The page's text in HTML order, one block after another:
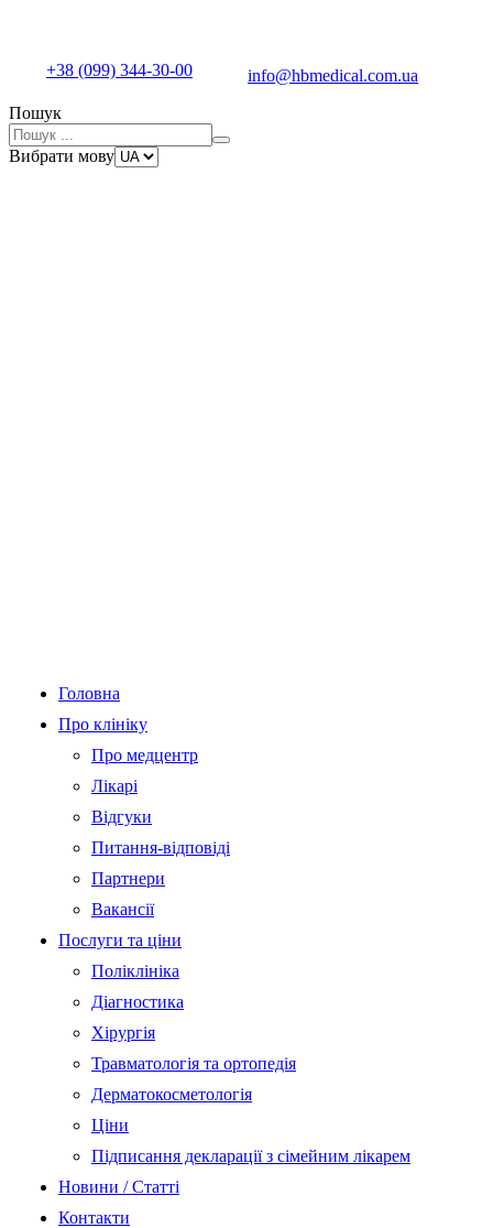
+38 (099) 344-30-00
info@hbmedical.com.ua
Пошук
Вибрати мову
Головна
Про клініку
Про медцентр
Лікарі
Відгуки
Питання-відповіді
Партнери
Вакансії
Послуги та ціни
Поліклініка
Діагностика
Хірургія
Травматологія та ортопедія
Дерматокосметологія
Ціни
Підписання декларації з сімейним лікарем
Новини / Статті
Контакти